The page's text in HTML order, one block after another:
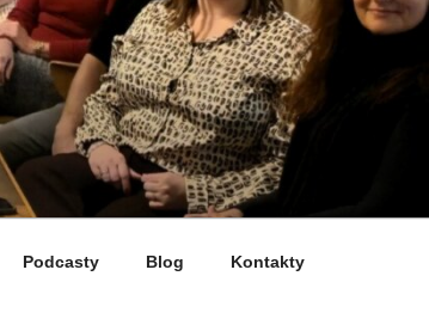
Podcasty Blog Kontakty